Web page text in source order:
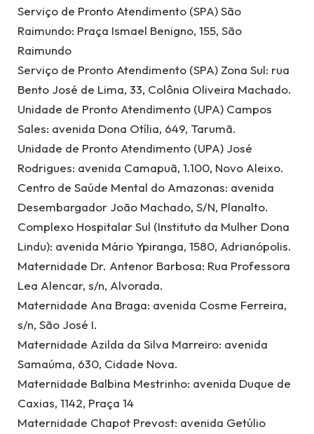
Serviço de Pronto Atendimento (SPA) São
Raimundo: Praça Ismael Benigno, 155, São
Raimundo
Serviço de Pronto Atendimento (SPA) Zona Sul: rua
Bento José de Lima, 33, Colônia Oliveira Machado.
Unidade de Pronto Atendimento (UPA) Campos
Sales: avenida Dona Otília, 649, Tarumã.
Unidade de Pronto Atendimento (UPA) José
Rodrigues: avenida Camapuã, 1.100, Novo Aleixo.
Centro de Saúde Mental do Amazonas: avenida
Desembargador João Machado, S/N, Planalto.
Complexo Hospitalar Sul (Instituto da Mulher Dona
Lindu): avenida Mário Ypiranga, 1580, Adrianópolis.
Maternidade Dr. Antenor Barbosa: Rua Professora
Lea Alencar, s/n, Alvorada.
Maternidade Ana Braga: avenida Cosme Ferreira,
s/n, São José I.
Maternidade Azilda da Silva Marreiro: avenida
Samaúma, 630, Cidade Nova.
Maternidade Balbina Mestrinho: avenida Duque de
Caxias, 1142, Praça 14
Maternidade Chapot Prevost: avenida Getúlio